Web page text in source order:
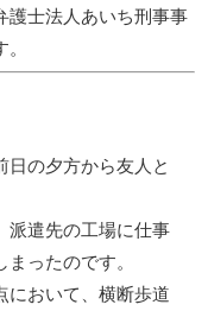
護士法人あいち刑事事
の夕方から友人と
派遣先の工場に仕事
ったのです。
において、横断歩道